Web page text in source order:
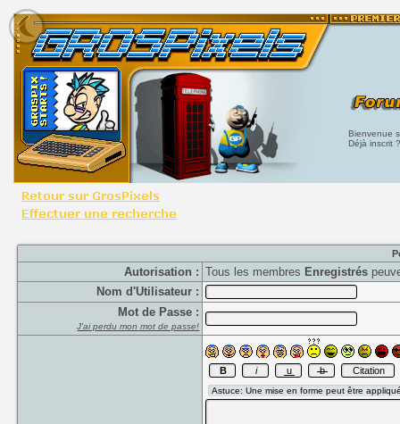
Bienvenue
Déjà inscrit
Autorisation : Tous les membres Enregistrés
Nom d'Utilisateur :
Mot de Passe :
J'ai perdu mon mot de passe!